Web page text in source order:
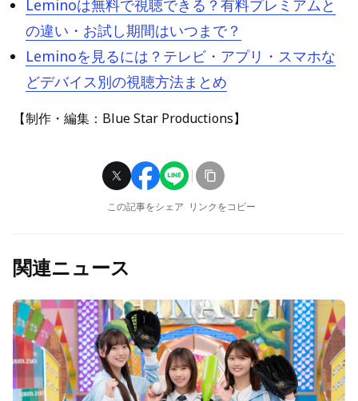
Leminoは無料で視聴できる？有料プレミアムと
の違い・お試し期間はいつまで？
Leminoを見るには？テレビ・アプリ・スマホな
どデバイス別の視聴方法まとめ
【制作・編集：Blue Star Productions】
この記事をシェア リンクをコピー
関連ニュース